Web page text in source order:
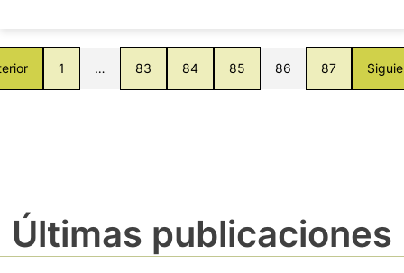
1 … 83 84 85 86 87
Últimas publicaciones